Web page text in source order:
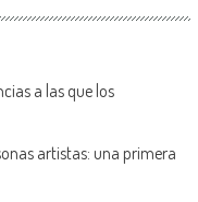
a las que los
artistas: una primera